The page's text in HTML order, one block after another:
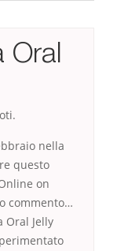
Oral
nella
questo
on
commento…
Oral Jelly